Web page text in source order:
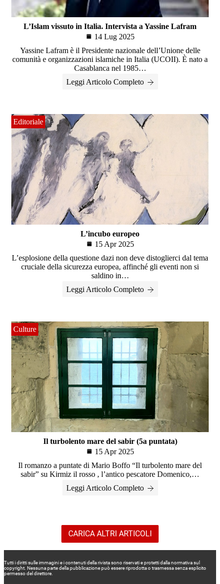
L’Islam vissuto in Italia. Intervista a Yassine Lafram
14 Lug 2025
Yassine Lafram è il Presidente nazionale dell’Unione delle
comunità e organizzazioni islamiche in Italia (UCOII). È nato a
Casablanca nel 1985…
Leggi Articolo Completo
Editoriale
L’incubo europeo
15 Apr 2025
L’esplosione della questione dazi non deve distoglierci dal tema
cruciale della sicurezza europea, affinché gli eventi non si
saldino in…
Leggi Articolo Completo
Culture
Il turbolento mare del sabir (5a puntata)
15 Apr 2025
Il romanzo a puntate di Mario Boffo “Il turbolento mare del
sabir” su Kirmiz il rosso , l’antico pescatore Domenico,…
Leggi Articolo Completo
CARICA ALTRI ARTICOLI
Tutti i diritti sulle immagini e i contenuti della rivista sono riservati e protetti dalla normativa sul
copyright. Nessuna parte della pubblicazione può essere riprodotta o trasmessa senza esplicito
permesso del direttore.